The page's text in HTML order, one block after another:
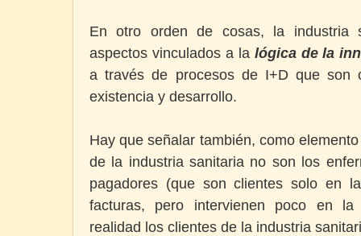
En otro orden de cosas, la industria
aspectos vinculados a la lógica de la
a través de procesos de I+D que son
existencia y desarrollo.
Hay que señalar también, como
de la industria sanitaria no son los
pagadores (que son clientes solo en
facturas, pero intervienen poco en
realidad los clientes de la industria